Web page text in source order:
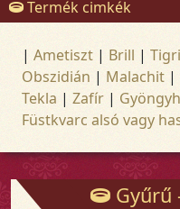
Termék cimkék
| Ametiszt | Brill |
Obszidián | Malachit |
Tekla | Zafír |
Füstkvarc alsó vagy
Gyűrű - Gyűrűk -